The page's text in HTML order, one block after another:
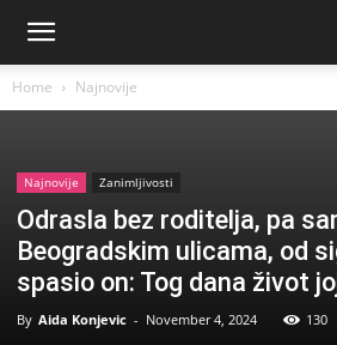
Home Najnovije
Najnovije Zanimljivosti
Odrasla bez roditelja, pa
Beogradskim ulicama, od
spasio on: Tog dana život
By Aida Konjevic - November 4, 2024 130